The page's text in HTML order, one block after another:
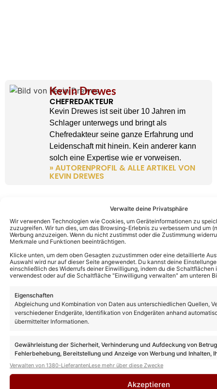
Verwalte deine Privatsphäre
Wir verwenden Technologien wie Cookies, um Geräteinformationen zu
zuzugreifen. Wir tun dies, um das Browsing-Erlebnis zu verbessern und um
Werbung anzuzeigen. Wenn du nicht zustimmst oder die Zustimmung
Merkmale und Funktionen beeinträchtigen.
Klicke unten, um dem oben Gesagten zuzustimmen oder eine detaillierte
Auswahl wird nur auf dieser Seite angewendet. Du kannst deine
einschließlich des Widerrufs deiner Einwilligung, indem du die
verwendest oder auf die Schaltfläche "Einwilligung verwalten" am unteren
Eigenschaften
Abgleichung und Kombination von Daten aus unterschiedlichen Quellen,
verschiedener Endgeräte, Identifikation von Endgeräten anhand
übermittelter Informationen.
Gewährleistung der Sicherheit, Verhinderung und Aufdeckung von
Fehlerbehebung, Bereitstellung und Anzeige von Werbung und Inhalten,
Entscheidungen zum Datenschutz speichern und übermitteln.
Verwalten von 1380-LieferantenLese mehr über diese Zwecke
Akzeptieren
Kevin Drewes
CHEFREDAKTEUR
Kevin Drewes ist seit über 10 Jahren im
Schlager unterwegs und bringt als
Chefredakteur seine ganze Erfahrung und
Leidenschaft mit hinein. Kein anderer kann
solch eine Expertise wie er vorweisen.
» AUTORENPROFIL & ALLE ARTIKEL VON
KEVIN DREWES